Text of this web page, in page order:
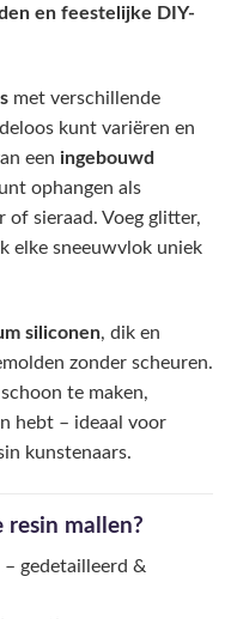
en feestelijke DIY-
met verschillende
kunt variëren en
een ingebouwd
ophangen als
of sieraad. Voeg glitter,
elke sneeuwvlok uniek
siliconen, dik en
zonder scheuren.
te maken,
hebt – ideaal voor
kunstenaars.
resin mallen?
– gedetailleerd &